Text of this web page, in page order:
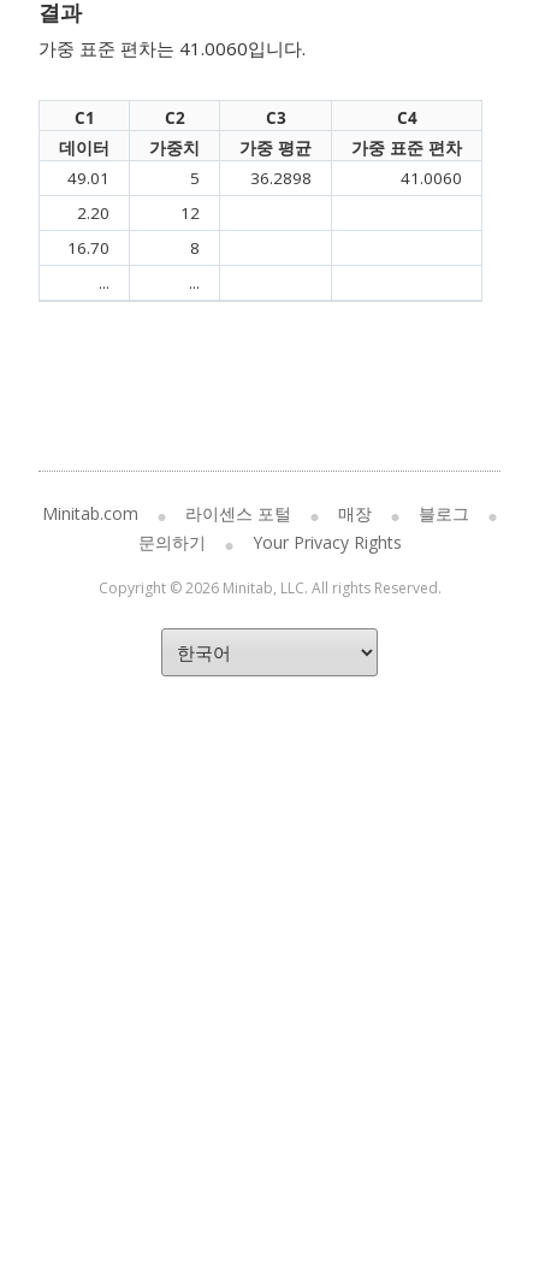
결과
가중 표준 편차는 41.0060입니다.
C1 C2 C3
C4
데이터
가중치 가중 평균
가중 표준 편차
49.01
5 36.2898
41.0060
2.20
12
16.70
8
...
...
Minitab.com 라이센스 포털 매장
블로그
문의하기
Your Privacy Rights
Copyright © 2026 Minitab, LLC. All rights Reserved.